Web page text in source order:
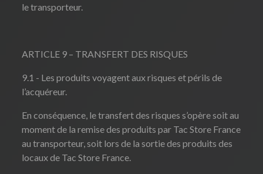
le transporteur.
ARTICLE 9 – TRANSFERT DES RISQUES
9.1 - Les produits voyagent aux risques et périls de
l’acquéreur.
En conséquence, le transfert des risques s’opère soit au
moment de la remise des produits par Tac Store France
au transporteur, soit lors de la sortie des produits des
locaux de Tac Store France.